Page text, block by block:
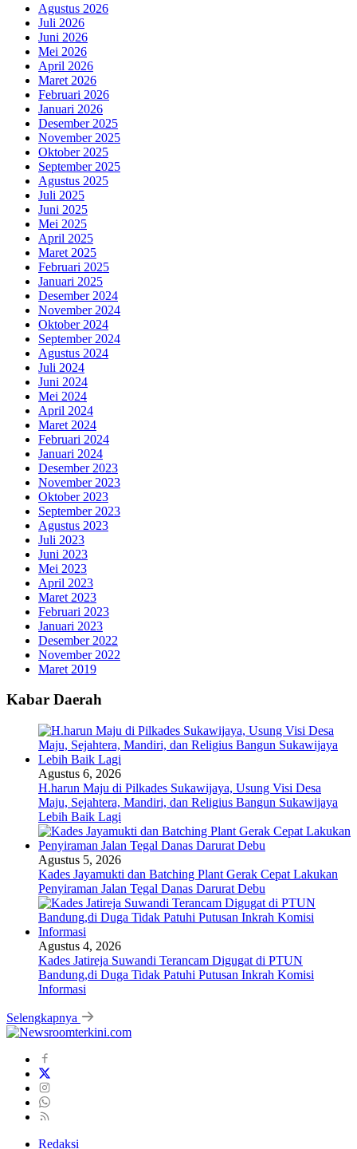
Agustus 2026
Juli 2026
Juni 2026
Mei 2026
April 2026
Maret 2026
Februari 2026
Januari 2026
Desember 2025
November 2025
Oktober 2025
September 2025
Agustus 2025
Juli 2025
Juni 2025
Mei 2025
April 2025
Maret 2025
Februari 2025
Januari 2025
Desember 2024
November 2024
Oktober 2024
September 2024
Agustus 2024
Juli 2024
Juni 2024
Mei 2024
April 2024
Maret 2024
Februari 2024
Januari 2024
Desember 2023
November 2023
Oktober 2023
September 2023
Agustus 2023
Juli 2023
Juni 2023
Mei 2023
April 2023
Maret 2023
Februari 2023
Januari 2023
Desember 2022
November 2022
Maret 2019
Kabar Daerah
Agustus 6, 2026
H.harun Maju di Pilkades Sukawijaya, Usung Visi Desa
Maju, Sejahtera, Mandiri, dan Religius Bangun Sukawijaya
Lebih Baik Lagi
Agustus 5, 2026
Kades Jayamukti dan Batching Plant Gerak Cepat Lakukan
Penyiraman Jalan Tegal Danas Darurat Debu
Agustus 4, 2026
Kades Jatireja Suwandi Terancam Digugat di PTUN
Bandung,di Duga Tidak Patuhi Putusan Inkrah Komisi
Informasi
Selengkapnya
Redaksi